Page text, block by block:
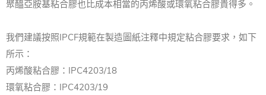
聚醯亞胺基粘合膠也比成本相當的丙烯酸或環氧粘合膠貴得多。
我們建議按照IPCF規範在製造圖紙注釋中規定粘合膠要求，如下
所示：
丙烯酸粘合膠：IPC4203/18
環氧粘合膠：IPC4203/19